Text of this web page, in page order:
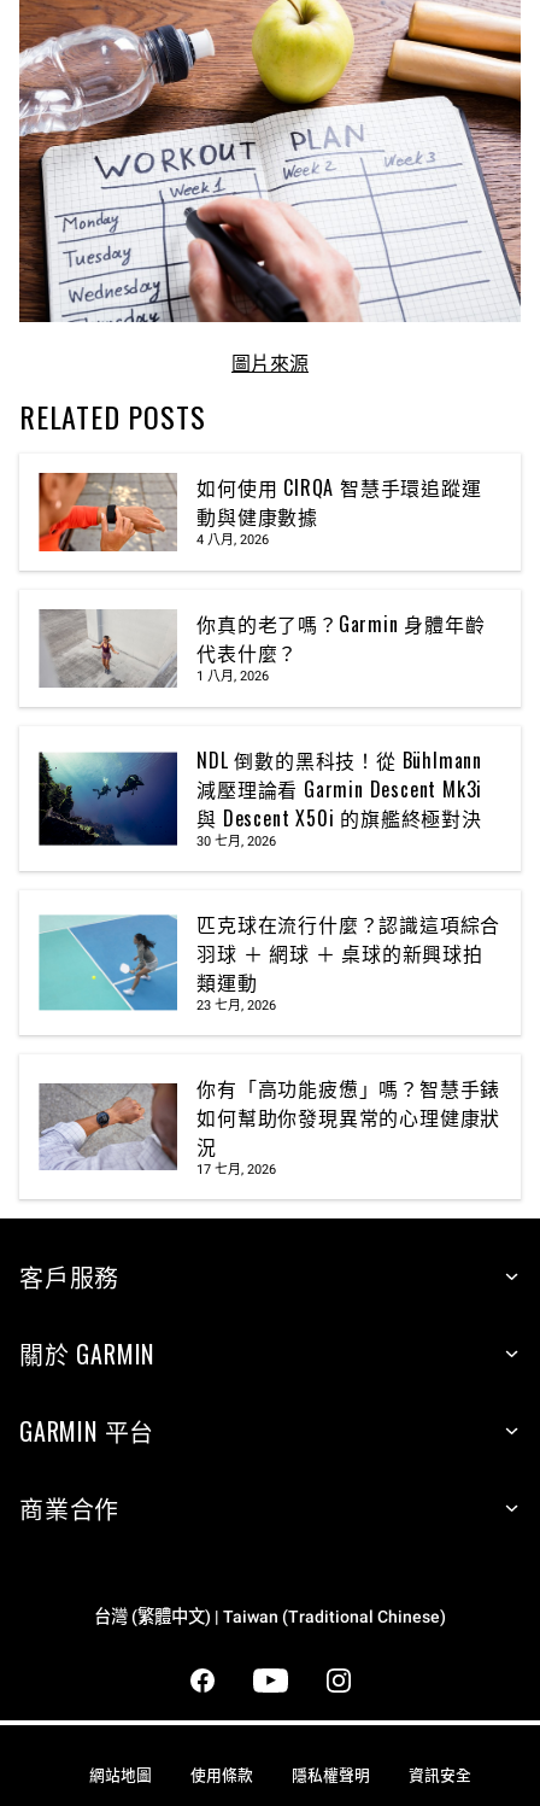
圖片來源
RELATED POSTS
如何使用 CIRQA 智慧手環追蹤運
動與健康數據
4 八月, 2026
你真的老了嗎？Garmin 身體年齡
代表什麼？
1 八月, 2026
NDL 倒數的黑科技！從 Bühlmann
減壓理論看 Garmin Descent Mk3i
與 Descent X50i 的旗艦終極對決
30 七月, 2026
匹克球在流行什麼？認識這項綜合
羽球 ＋ 網球 ＋ 桌球的新興球拍
類運動
23 七月, 2026
你有「高功能疲憊」嗎？智慧手錶
如何幫助你發現異常的心理健康狀
況
17 七月, 2026
客戶服務
關於 GARMIN
GARMIN 平台
商業合作
台灣 (繁體中文) | Taiwan (Traditional Chinese)
網站地圖 使用條款 隱私權聲明 資訊安全